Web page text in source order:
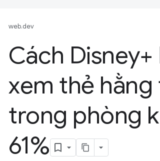
web.dev
Cách
xem thẻ
trong phòng
61%